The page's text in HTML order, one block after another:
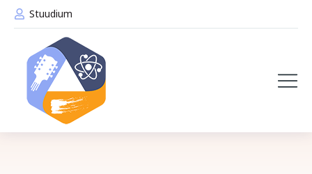
Stuudium